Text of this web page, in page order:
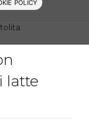
latte
POLICY